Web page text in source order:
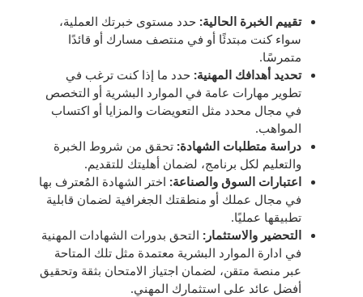
تقييم الخبرة الحالية: حدد مستوى خبرتك العملية،
سواء كنت مبتدئًا أو في منتصف مسارك أو قائدًا
متمرسًا.
تحديد أهدافك المهنية: حدد ما إذا كنت ترغب في
تطوير مهارات عامة في الموارد البشرية أو التخصص
في مجال محدد مثل التعويضات والمزايا أو اكتساب
المواهب.
دراسة متطلبات الشهادة: تحقق من شروط الخبرة
والتعليم لكل برنامج، لضمان أهليتك للتقديم.
اعتبارات السوق والصناعة: اختر الشهادة المُعترف بها
في مجال عملك أو منطقتك الجغرافية لضمان قابلية
تطبيقها عمليًا.
التحضير والاستثمار: التحق بدورات الشهادات المهنية
في ادارة الموارد البشرية معتمدة مثل تلك المتاحة
عبر منصة متقن، لضمان اجتياز الامتحان بثقة وتحقيق
أفضل عائد على استثمارك المهني.